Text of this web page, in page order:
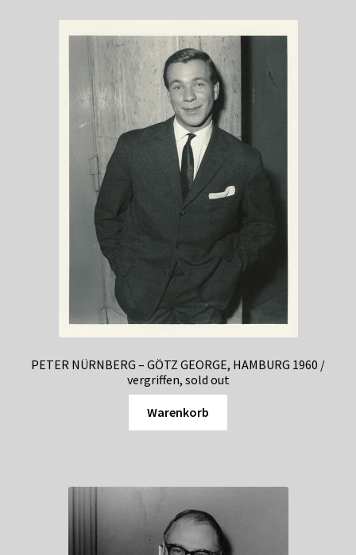
PETER NÜRNBERG – GÖTZ GEORGE, HAMBURG 1960 /
vergriffen, sold out
Warenkorb